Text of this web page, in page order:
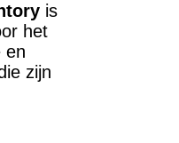
is
het
en
zijn